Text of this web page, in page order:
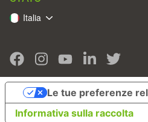
Italia
Informativa sulla raccolta
Le tue preferenze